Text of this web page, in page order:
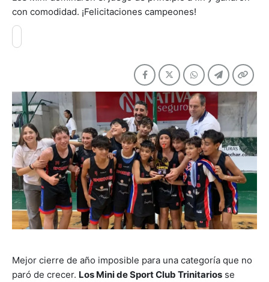
con comodidad. ¡Felicitaciones campeones!
Mejor cierre de año imposible para una categoría que no
paró de crecer. Los Mini de Sport Club Trinitarios se